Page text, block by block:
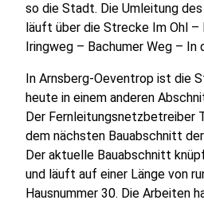
so die Stadt. Die Umleitung
läuft über die Strecke Im Ohl –
Iringweg – Bachumer Weg – In
In Arnsberg-Oeventrop ist die
heute in einem anderen
Der Fernleitungsnetzbetreiber
dem nächsten Bauabschnitt
Der aktuelle Bauabschnitt
und läuft auf einer Länge von
Hausnummer 30. Die Arbeiten